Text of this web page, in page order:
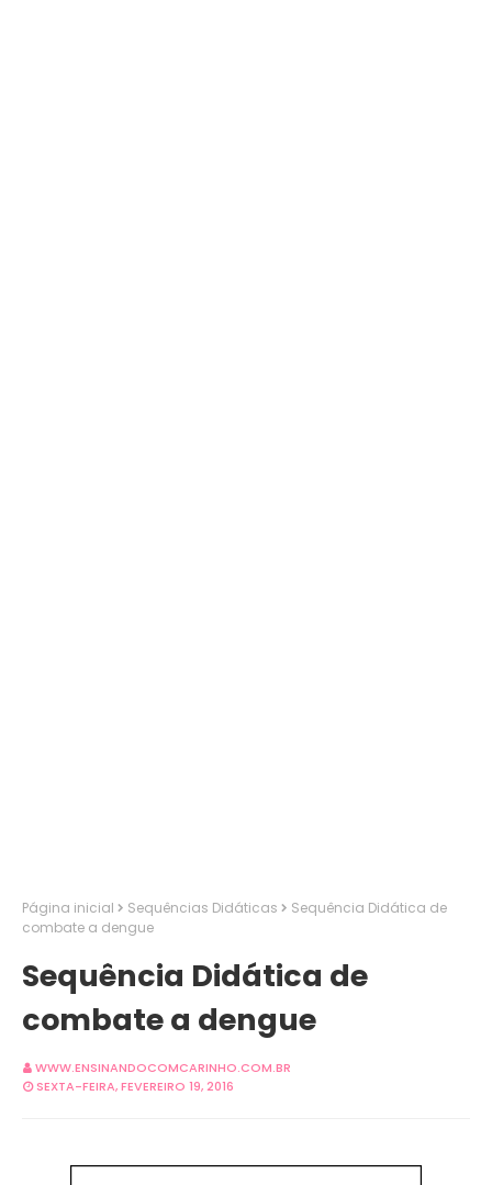
Página inicial Sequências Didáticas
Sequência Didática de
combate a dengue
Sequência Didática de
combate a dengue
WWW.ENSINANDOCOMCARINHO.COM.BR
SEXTA-FEIRA, FEVEREIRO 19, 2016